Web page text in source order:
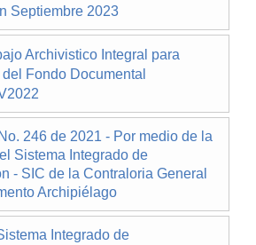
Septiembre 2023
Archivistico Integral para
del Fondo Documental
246 de 2021 - Por medio de la
Sistema Integrado de
- SIC de la Contraloria General
Archipiélago
Integrado de